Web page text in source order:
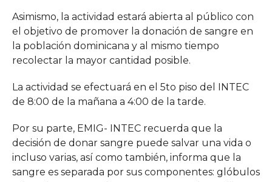
Asimismo, la actividad estará abierta al público con
el objetivo de promover la donación de sangre en
la población dominicana y al mismo tiempo
recolectar la mayor cantidad posible.
La actividad se efectuará en el 5to piso del INTEC
de 8:00 de la mañana a 4:00 de la tarde.
Por su parte, EMIG- INTEC recuerda que la
decisión de donar sangre puede salvar una vida o
incluso varias, así como también, informa que la
sangre es separada por sus componentes: glóbulos